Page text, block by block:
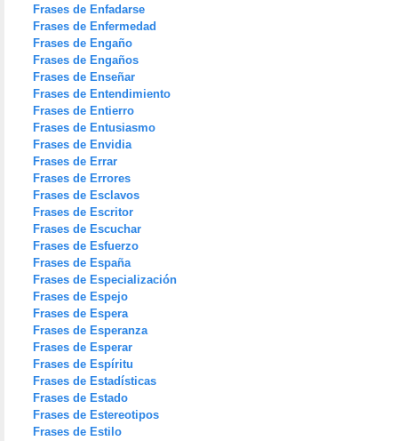
Frases de Enfadarse
Frases de Enfermedad
Frases de Engaño
Frases de Engaños
Frases de Enseñar
Frases de Entendimiento
Frases de Entierro
Frases de Entusiasmo
Frases de Envidia
Frases de Errar
Frases de Errores
Frases de Esclavos
Frases de Escritor
Frases de Escuchar
Frases de Esfuerzo
Frases de España
Frases de Especialización
Frases de Espejo
Frases de Espera
Frases de Esperanza
Frases de Esperar
Frases de Espíritu
Frases de Estadísticas
Frases de Estado
Frases de Estereotipos
Frases de Estilo